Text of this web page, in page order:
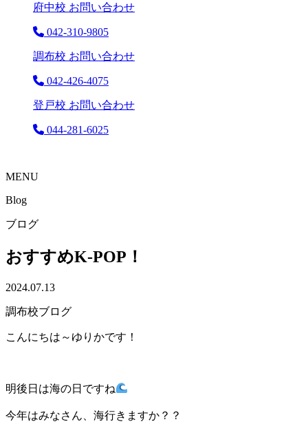
府中校 お問い合わせ
042-310-9805
調布校 お問い合わせ
042-426-4075
登戸校 お問い合わせ
044-281-6025
MENU
Blog
ブログ
おすすめK-POP！
2024.07.13
調布校ブログ
こんにちは～ゆりかです！
明後日は海の日ですね
今年はみなさん、海行きますか？？